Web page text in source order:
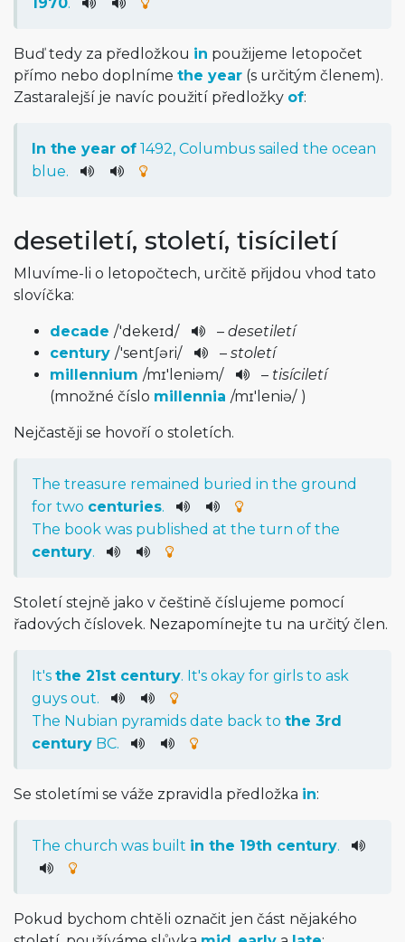
Buď tedy za předložkou in použijeme letopočet
přímo nebo doplníme the year (s určitým členem).
Zastaralejší je navíc použití předložky of:
In the year of 1492, Columbus sailed the ocean
blue.
desetiletí, století, tisíciletí
Mluvíme-li o letopočtech, určitě přijdou vhod tato
slovíčka:
decade /'dekeɪd/ – desetiletí
century /'sentʃəri/ – století
millennium /mɪ'le­niəm/ – tisíciletí
(množné číslo millennia /mɪ'le­niə/ )
Nejčastěji se hovoří o stoletích.
The treasure remained buried in the ground
for two centuries.
The book was published at the turn of the
century.
Století stejně jako v češtině číslujeme pomocí
řadových číslovek. Nezapomínejte tu na určitý člen.
It's the 21st century. It's okay for girls to ask
guys out.
The Nubian pyramids date back to the 3rd
century BC.
Se stoletími se váže zpravidla předložka in:
The church was built in the 19th century.
Pokud bychom chtěli označit jen část nějakého